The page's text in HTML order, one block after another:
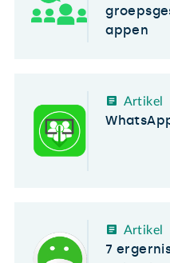
appen
Artikel
Artikel
7